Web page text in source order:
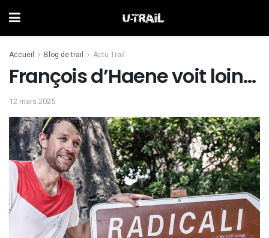
Accueil Blog de trail Actu Trail
François d’Haene voit loin…
12 mars 2025